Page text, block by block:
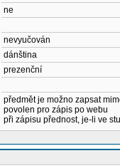
ne
nevyučován
dánština
prezenční
předmět je možno zapsat
povolen pro zápis po webu
při zápisu přednost, je-li ve